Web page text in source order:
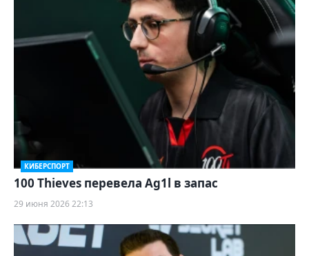
КИБЕРСПОРТ
100 Thieves перевела Ag1l в запас
29 июня 2026 22:13